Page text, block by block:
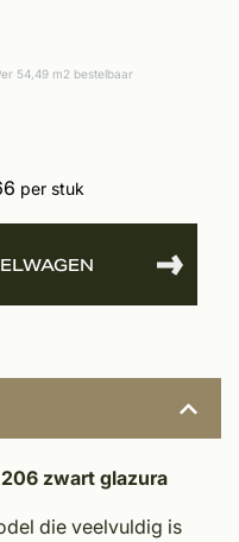
54,49 m2 bestelbaar
per stuk
zwart glazura
die veelvuldig is